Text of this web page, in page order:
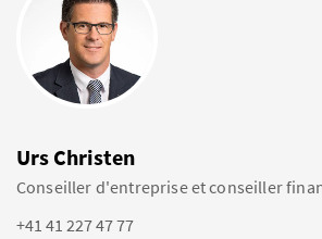
Urs Christen
Conseiller d'entreprise et conseiller
+41 41 227 47 77